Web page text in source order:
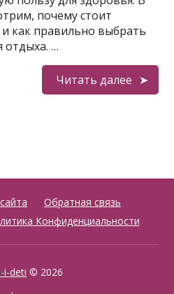
почему стоит
как правильно выбрать
отдыха. …
Читать далее
Обратная связь
Конфиденциальности
i-deti © 2026